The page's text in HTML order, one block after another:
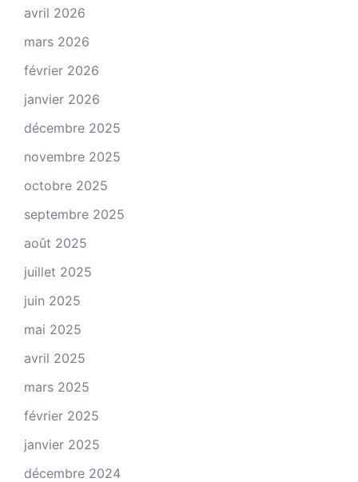
avril 2026
mars 2026
février 2026
janvier 2026
décembre 2025
novembre 2025
octobre 2025
septembre 2025
août 2025
juillet 2025
juin 2025
mai 2025
avril 2025
mars 2025
février 2025
janvier 2025
décembre 2024